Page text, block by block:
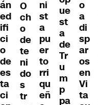
án
ed
ifi
ci
o
de
es
ta
ci
O
ch
o
de
te
ni
do
s
tr
ni
st
a
pu
er
to
rri
qu
eñ
ue
st
a
de
Tr
u
m
p
pa
o
a
di
sp
ar
os
en
Vi
ta